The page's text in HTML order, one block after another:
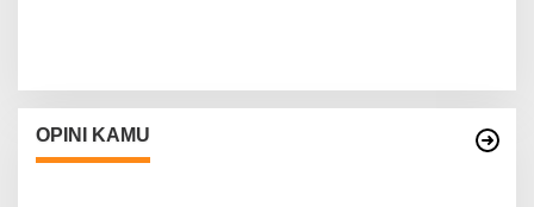
OPINI KAMU